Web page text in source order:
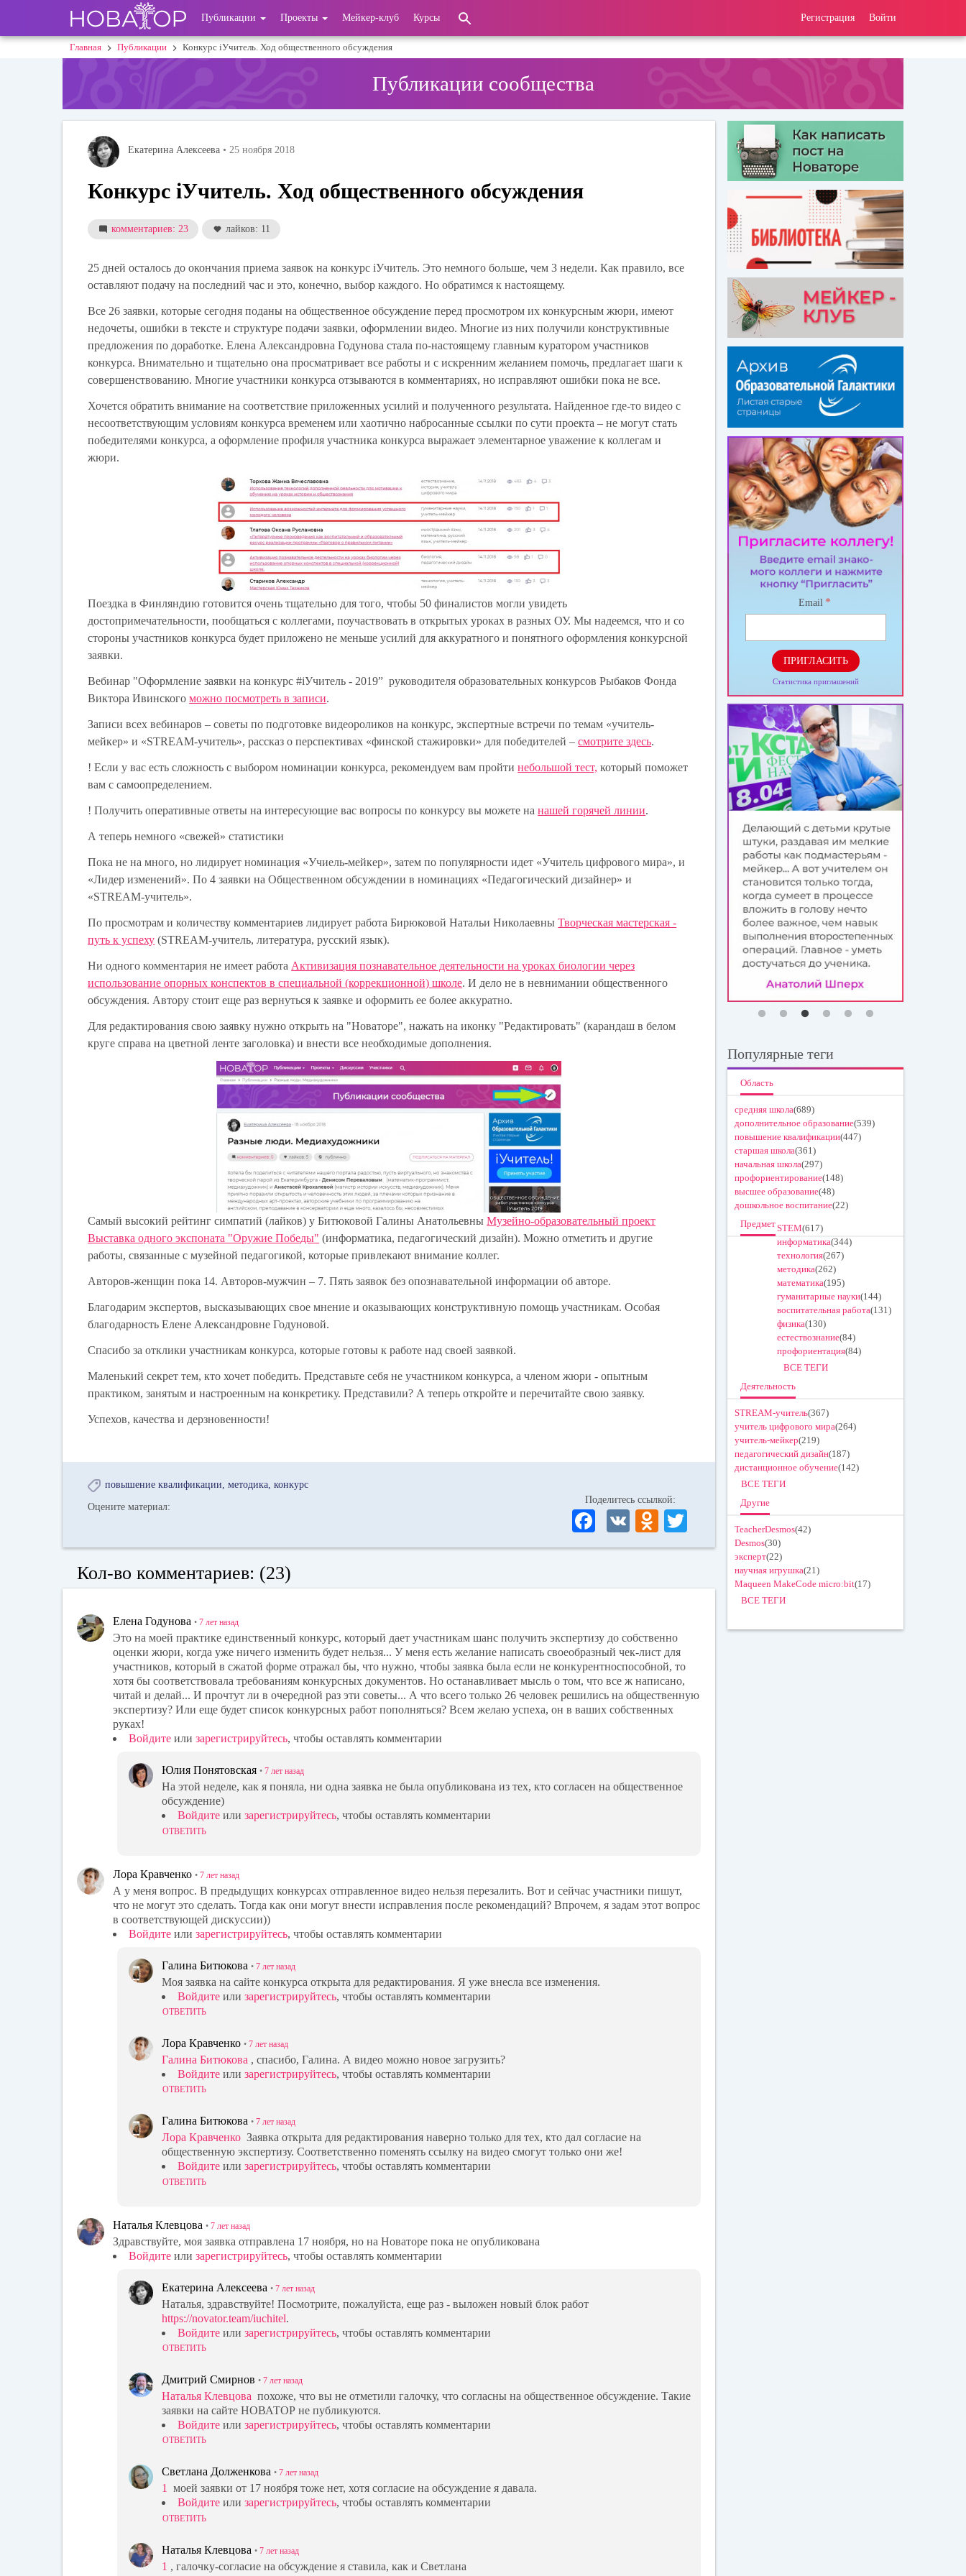
основному
User
account
Регистрация Войти
Публикации Проекты Мейкер-клуб Курсы
Строка
Главная Публикации Конкурс iУчитель. Ход общественного обсуждения
Публикации сообщества
Екатерина Алексеева • 25 ноября 2018
Конкурс iУчитель. Ход общественного обсуждения
комментариев: 23 лайков: 11
25 дней осталось до окончания приема заявок на конкурс iУчитель. Это немного больше, чем 3 недели. Как правило, все
оставляют подачу на последний час и это, конечно, выбор каждого. Но обратимся к настоящему.
Все 26 заявки, которые сегодня поданы на общественное обсуждение перед просмотром их конкурсным жюри, имеют
недочеты, ошибки в тексте и структуре подачи заявки, оформлении видео. Многие из них получили конструктивные
предложения по доработке. Елена Александровна Годунова стала по-настоящему главным куратором участников
конкурса. Внимательно и тщательно она просматривает все работы и с искренним желанием помочь, предлагает шаги к
совершенствованию. Многие участники конкурса отзываются в комментариях, но исправляют ошибки пока не все.
Хочется обратить внимание на соответствие приложенных усилий и полученного результата. Найденное где-то видео с
несоответствующим условиям конкурса временем или хаотично набросанные ссылки по сути проекта – не могут стать
победителями конкурса, а оформление профиля участника конкурса выражает элементарное уважение к коллегам и
жюри.
Поездка в Финляндию готовится очень тщательно для того, чтобы 50 финалистов могли увидеть
достопримечательности, пообщаться с коллегами, поучаствовать в открытых уроках в разных ОУ. Мы надеемся, что и со
стороны участников конкурса будет приложено не меньше усилий для аккуратного и понятного оформления конкурсной
заявки.
Вебинар "Оформление заявки на конкурс #iУчитель - 2019” руководителя образовательных конкурсов Рыбаков Фонда
Виктора Ивинскогоможно посмотреть в записи.
Записи всех вебинаров – советы по подготовке видеороликов на конкурс, экспертные встречи по темам «учитель-
мейкер» и «STREAM-учитель», рассказ о перспективах «финской стажировки» для победителей –смотрите здесь.
! Если у вас есть сложность с выбором номинации конкурса, рекомендуем вам пройтинебольшой тест, который поможет
вам с самоопределением.
!Получить оперативные ответы на интересующие вас вопросы по конкурсу вы можете нанашей горячей линии.
А теперь немного «свежей» статистики
Пока не на много, но лидирует номинация «Учиель-мейкер», затем по популярности идет «Учитель цифрового мира», и
«Лидер изменений». По 4 заявки на Общественном обсуждении в номинациях «Педагогический дизайнер» и
«STREAM-учитель».
По просмотрам и количеству комментариев лидирует работа Бирюковой Натальи НиколаевныТворческая мастерская -
путь к успеху (STREAM-учитель, литература, русский язык).
Ни одного комментария не имеет работа Активизация познавательное деятельности на уроках биологии через
использование опорных конспектов в специальной (коррекционной) школе. И дело не в невнимании общественного
обсуждения. Автору стоит еще раз вернуться к заявке и оформить ее более аккуратно.
Для редактирования свою заявку нужно открыть на "Новаторе", нажать на иконку "Редактировать" (карандаш в белом
круге справа на цветной ленте заголовка) и внести все необходимые дополнения.
Самый высокий рейтинг симпатий (лайков) у Битюковой Галины АнатольевныМузейно-образовательный проект
Выставка одного экспоната "Оружие Победы" (информатика, педагогический дизайн). Можно отметить и другие
работы, связанные с музейной педагогикой, которые привлекают внимание коллег.
Авторов-женщин пока 14. Авторов-мужчин – 7. Пять заявок без опознавательной информации об авторе.
Благодарим экспертов, высказывающих свое мнение и оказывающих конструктивную помощь участникам. Особая
благодарность Елене Александровне Годуновой.
Спасибо за отклики участникам конкурса, которые готовы к работе над своей заявкой.
Маленький секрет тем, кто хочет победить. Представьте себя не участником конкурса, а членом жюри - опытным
практиком, занятым и настроенным на конкретику. Представили? А теперь откройте и перечитайте свою заявку.
Успехов, качества и дерзновенности!
повышение квалификации методика конкурс
Оцените материал:
Поделитесь ссылкой:
Fa
ce
ok
V
K
O
dn
la
ni
ki
wi
r
Кол-во комментариев: (23)
Елена Годунова • 7 лет назад
Это на моей практике единственный конкурс, который дает участникам шанс получить экспертизу до собственно
оценки жюри, когда уже ничего изменить будет нельзя... У меня есть желание написать своеобразный чек-лист для
участников, который в сжатой форме отражал бы, что нужно, чтобы заявка была если не конкурентноспособной, то
хотя бы соответствовала требованиям конкурсных документов. Но останавливает мысль о том, что все ж написано,
читай и делай... И прочтут ли в очередной раз эти советы... А что всего только 26 человек решились на общественную
экспертизу? Или еще будет список конкурсных работ пополняться? Всем желаю успеха, он в ваших собственных
руках!
Войдите или зарегистрируйтесь, чтобы оставлять комментарии
Юлия Понятовская • 7 лет назад
На этой неделе, как я поняла, ни одна заявка не была опубликована из тех, кто согласен на общественное
обсуждение)
Войдите или зарегистрируйтесь, чтобы оставлять комментарии
ОТВЕТИТЬ
Лора Кравченко • 7 лет назад
А у меня вопрос. В предыдущих конкурсах отправленное видео нельзя перезалить. Вот и сейчас участники пишут,
что не могут это сделать. Тогда как они могут внести исправления после рекомендаций? Впрочем, я задам этот вопрос
в соответствующей дискуссии))
Войдите или зарегистрируйтесь, чтобы оставлять комментарии
Галина Битюкова • 7 лет назад
Моя заявка на сайте конкурса открыта для редактирования. Я уже внесла все изменения.
Войдите или зарегистрируйтесь, чтобы оставлять комментарии
ОТВЕТИТЬ
Лора Кравченко • 7 лет назад
Галина Битюкова , спасибо, Галина. А видео можно новое загрузить?
Войдите или зарегистрируйтесь, чтобы оставлять комментарии
ОТВЕТИТЬ
Галина Битюкова • 7 лет назад
Лора Кравченко Заявка открыта для редактирования наверно только для тех, кто дал согласие на
общественную экспертизу. Соответственно поменять ссылку на видео смогут только они же!
Войдите или зарегистрируйтесь, чтобы оставлять комментарии
ОТВЕТИТЬ
Наталья Клевцова • 7 лет назад
Здравствуйте, моя заявка отправлена 17 ноября, но на Новаторе пока не опубликована
Войдите или зарегистрируйтесь, чтобы оставлять комментарии
Екатерина Алексеева • 7 лет назад
Наталья, здравствуйте! Посмотрите, пожалуйста, еще раз - выложен новый блок работ
https://novator.team/iuchitel.
Войдите или зарегистрируйтесь, чтобы оставлять комментарии
ОТВЕТИТЬ
Дмитрий Смирнов • 7 лет назад
Наталья Клевцова похоже, что вы не отметили галочку, что согласны на общественное обсуждение. Такие
заявки на сайте НОВАТОР не публикуются.
Войдите или зарегистрируйтесь, чтобы оставлять комментарии
ОТВЕТИТЬ
Светлана Долженкова • 7 лет назад
1 моей заявки от 17 ноября тоже нет, хотя согласие на обсуждение я давала.
Войдите или зарегистрируйтесь, чтобы оставлять комментарии
ОТВЕТИТЬ
Наталья Клевцова • 7 лет назад
1 , галочку-согласие на обсуждение я ставила, как и Светлана
Email *
ПРИГЛАСИТЬ
Статистика приглашений
Популярные теги
Область
средняя школа(689)
дополнительное образование(539)
повышение квалификации(447)
старшая школа(361)
начальная школа(297)
профориентирование(148)
высшее образование(48)
дошкольное воспитание(22)
ПредметSTEM(617)
информатика(344)
технология(267)
методика(262)
математика(195)
гуманитарные науки(144)
воспитательная работа(131)
физика(130)
естествознание(84)
профориентация(84)
ВСЕ ТЕГИ
Деятельность
STREAM-учитель(367)
учитель цифрового мира(264)
учитель-мейкер(219)
педагогический дизайн(187)
дистанционное обучение(142)
ВСЕ ТЕГИ
Другие
TeacherDesmos(42)
Desmos(30)
эксперт(22)
научная игрушка(21)
Maqueen MakeCode micro:bit(17)
ВСЕ ТЕГИ